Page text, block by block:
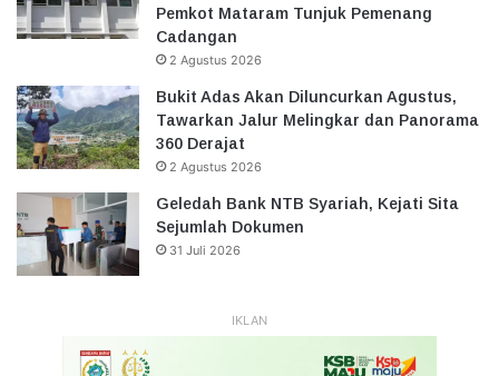
Pemkot Mataram Tunjuk Pemenang
Cadangan
2 Agustus 2026
Bukit Adas Akan Diluncurkan Agustus,
Tawarkan Jalur Melingkar dan Panorama
360 Derajat
2 Agustus 2026
Geledah Bank NTB Syariah, Kejati Sita
Sejumlah Dokumen
31 Juli 2026
IKLAN